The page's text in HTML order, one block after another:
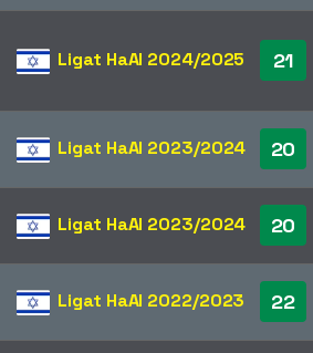
Ligat HaAl 2024/2025 21
Ligat HaAl 2023/2024 20
Ligat HaAl 2023/2024 20
Ligat HaAl 2022/2023 22